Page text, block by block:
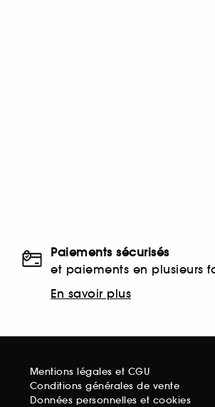
Paiements sécurisés
et paiements en plusieurs
En savoir plus
Mentions légales et CGU
Conditions générales de vente
Données personnelles et cookies